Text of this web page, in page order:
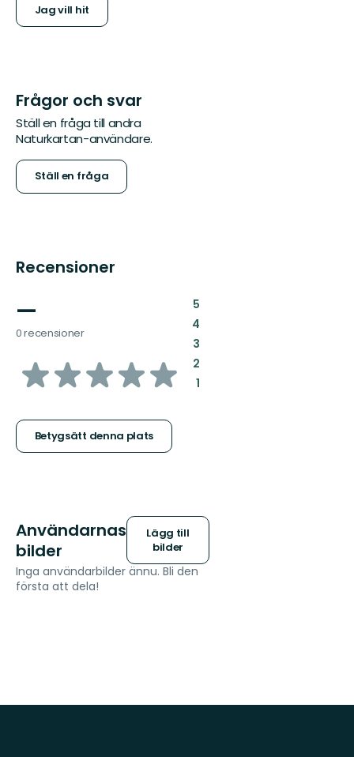
Jag vill hit
Frågor och svar
Ställ en fråga till andra
Naturkartan-användare.
Ställ en fråga
Recensioner
—
0 recensioner
av
stjärnor
Betygsätt denna plats
5:
4:
3:
2:
1:
Användarnas
bilder
Lägg till
bilder
Inga användarbilder ännu. Bli den
första att dela!